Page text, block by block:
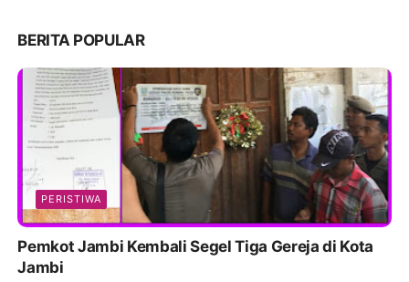
BERITA POPULAR
PERISTIWA
Pemkot Jambi Kembali Segel Tiga Gereja di Kota
Jambi